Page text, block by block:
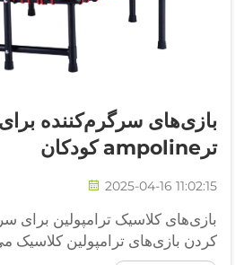
بازی‌های سرگرم‌کننده
ترampoline کودکان
2025-04-16 11:02:15
بازی‌های کلاسیک ترامپولین
کردن بازی‌های ترامپولین کلاسیک